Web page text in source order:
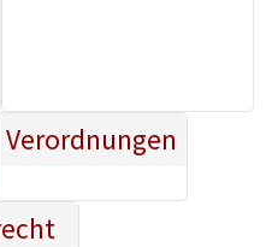
Verordnungen